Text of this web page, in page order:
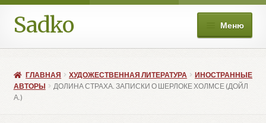
Перейти
к
навигации
Перейти
к
содержимому
Sadko Меню
Книжные подборки
Магазин
ГЛАВНАЯ ХУДОЖЕСТВЕННАЯ ЛИТЕРАТУРА
ИНОСТРАННЫЕ
АВТОРЫ
ДОЛИНА СТРАХА. ЗАПИСКИ О ШЕРЛОКЕ ХОЛМСЕ (ДОЙЛ
А.)